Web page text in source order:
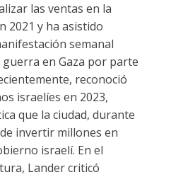
las ventas en la
2021 y ha asistido
semanal
en Gaza por parte
reconoció
israelíes en 2023,
que la ciudad, durante
invertir millones en
israelí. En el
Lander criticó